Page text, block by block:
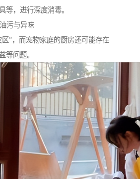
等，进行深度消毒。
污与异味
区”，而宠物家庭的厨房还可能存在
等问题。